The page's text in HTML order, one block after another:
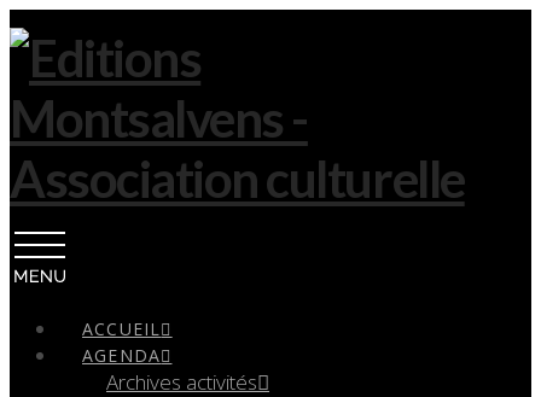
ACCUEIL
AGENDA
Archives activités